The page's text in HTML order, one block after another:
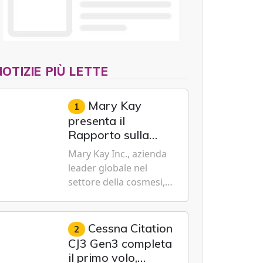
PIÙ LETTE
1 Mary Kay
presenta il
Rapporto sulla
sostenibilità 2026,
evidenziando i
progressi
realizzati a livello
globale nelle sfere
sociale, economica
e ambientale
Mary Kay Inc., azienda
leader globale nel
settore della cosmesi,
sostenibilità e
dell'emancipazione
femminile, oggi ha
presentato il suo
2 Cessna Citation
CJ3 Gen3 completa
il primo volo,